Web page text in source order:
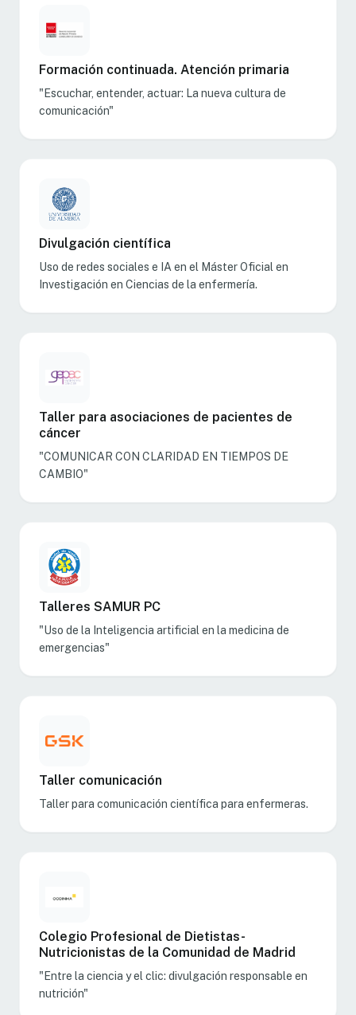
Formación continuada. Atención primaria
"Escuchar, entender, actuar: La nueva cultura de
comunicación"
Divulgación científica
Uso de redes sociales e IA en el Máster Oficial en
Investigación en Ciencias de la enfermería.
Taller para asociaciones de pacientes de
cáncer
"COMUNICAR CON CLARIDAD EN TIEMPOS DE
CAMBIO"
Talleres SAMUR PC
"Uso de la Inteligencia artificial en la medicina de
emergencias"
Taller comunicación
Taller para comunicación científica para enfermeras.
Colegio Profesional de Dietistas-
Nutricionistas de la Comunidad de Madrid
"Entre la ciencia y el clic: divulgación responsable en
nutrición"